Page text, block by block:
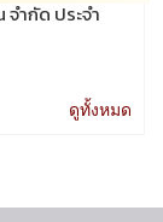
ำกัด ประจำ
ดูทั้งหมด